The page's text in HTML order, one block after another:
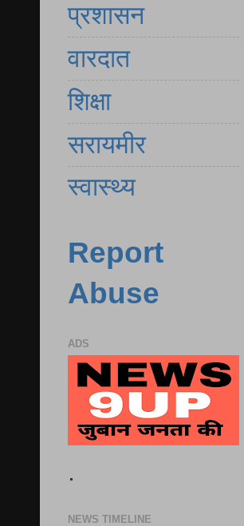
प्रशासन
वारदात
शिक्षा
सरायमीर
स्वास्थ्य
Report
Abuse
ADS
.
NEWS TIMELINE